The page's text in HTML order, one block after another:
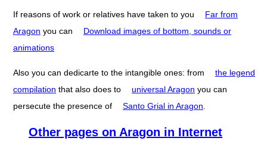
If reasons of work or relatives have taken to you
Far from
Aragon you can
Download images of bottom, sounds or
animations
Also you can dedicarte to the intangible ones: from
the legend
compilation that also does to universal Aragon you can
persecute the presence of
Santo Grial in Aragon
Other pages on Aragon in Internet